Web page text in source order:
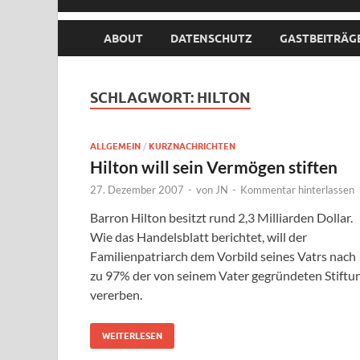
ABOUT DATENSCHUTZ
SCHLAGWORT: HILTON
ALLGEMEIN / KURZNACHRICHTEN
Hilton will sein Vermögen stiften
27. Dezember 2007 - von JN - Kommentar hinterlassen
Barron Hilton besitzt rund 2,3 Milliarden Dollar.
Wie das Handelsblatt berichtet, will der
Familienpatriarch dem Vorbild seines Vatrs nach
zu 97% der von seinem Vater gegründeten
vererben.
WEITERLESEN